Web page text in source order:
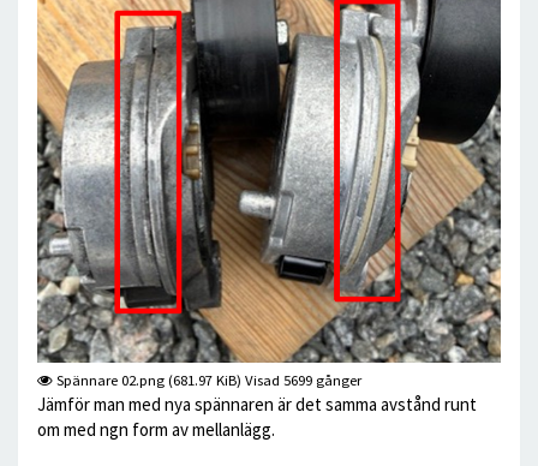
Spännare 02.png (681.97 KiB) Visad 5699 gånger
Jämför man med nya spännaren är det samma avstånd runt
om med ngn form av mellanlägg.